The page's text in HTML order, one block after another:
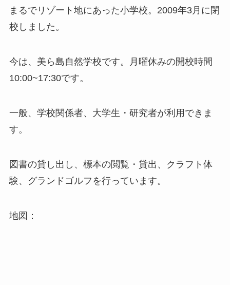
まるでリゾート地にあった小学校。2009年3月に閉
校しました。
今は、美ら島自然学校です。月曜休みの開校時間
10:00~17:30です。
一般、学校関係者、大学生・研究者が利用できま
す。
図書の貸し出し、標本の閲覧・貸出、クラフト体
験、グランドゴルフを行っています。
地図：